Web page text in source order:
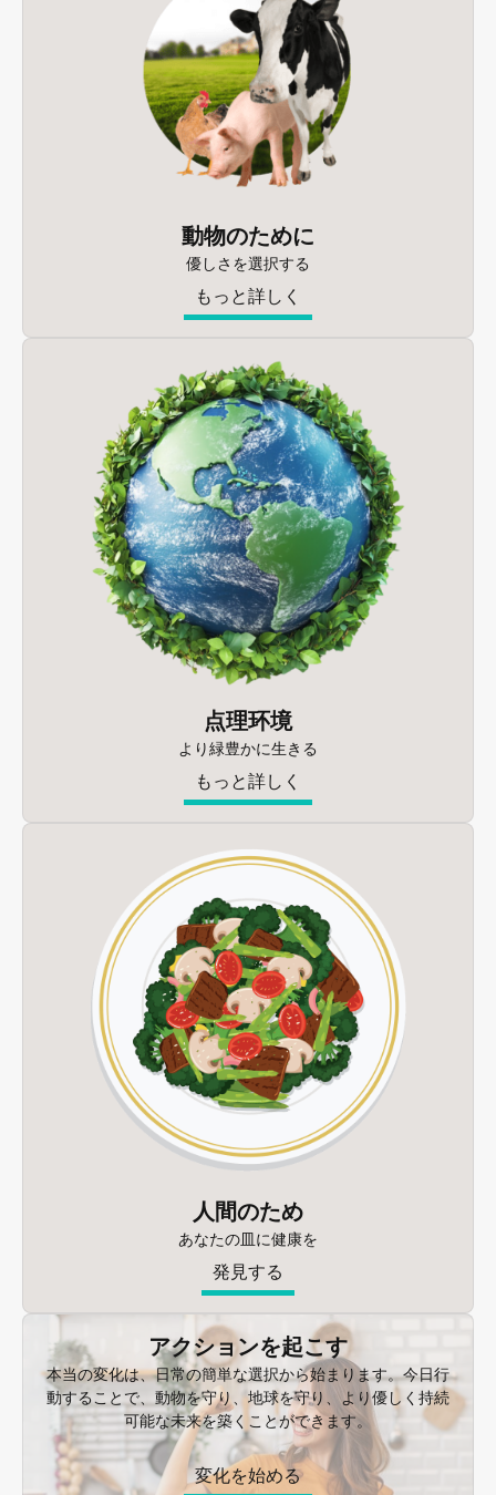
動物のために
優しさを選択する
もっと詳しく
点理环境
より緑豊かに生きる
もっと詳しく
人間のため
あなたの皿に健康を
発見する
アクションを起こす
本当の変化は、日常の簡単な選択から始まります。今日行
動することで、動物を守り、地球を守り、より優しく持続
可能な未来を築くことができます。
変化を始める